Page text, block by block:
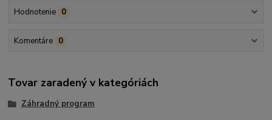
Hodnotenie 0
Komentáre 0
Tovar zaradený v kategóriách
Záhradný program